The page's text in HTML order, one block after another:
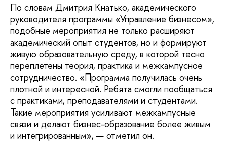
По словам Дмитрия Кнатько, академического
руководителя программы «Управление бизнесом»,
подобные мероприятия не только расширяют
академический опыт студентов, но и формируют
живую образовательную среду, в которой тесно
переплетены теория, практика и межкампусное
сотрудничество. «Программа получилась очень
плотной и интересной. Ребята смогли пообщаться
с практиками, преподавателями и студентами.
Такие мероприятия усиливают межкампусные
связи и делают бизнес-образование более живым
и интегрированным», — отметил он.